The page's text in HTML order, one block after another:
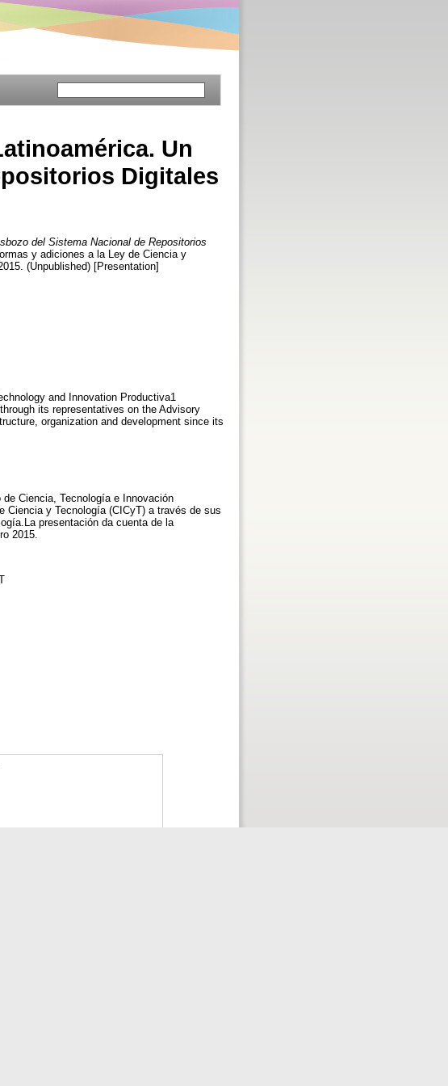
Un
Digitales
del Sistema Nacional de Repositorios
y adiciones a la Ley de Ciencia y
(Unpublished) [Presentation]
and Innovation Productiva1
its representatives on the Advisory
organization and development since its
Ciencia, Tecnología e Innovación
Ciencia y Tecnología (CICyT) a través de sus
presentación da cuenta de la
2015.